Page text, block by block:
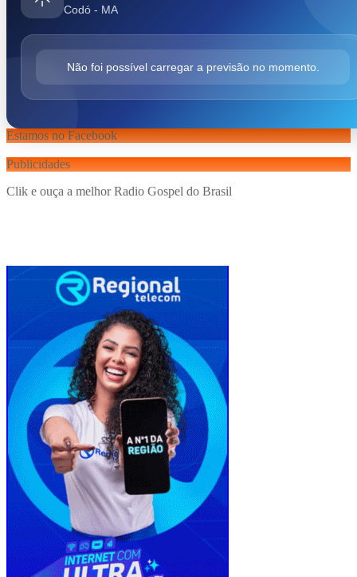
Codó - MA
Não foi possível carregar a previsão no momento.
Estamos no Facebook
Publicidades
Clik e ouça a melhor Radio Gospel do Brasil